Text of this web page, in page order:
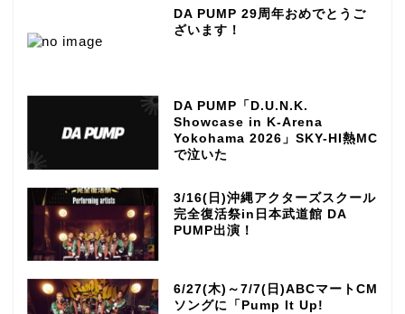
DA PUMP 29周年おめでとうご
ざいます！
DA PUMP「D.U.N.K.
Showcase in K-Arena
Yokohama 2026」SKY-HI熱MC
で泣いた
3/16(日)沖縄アクターズスクール
完全復活祭in日本武道館 DA
PUMP出演！
6/27(木)～7/7(日)ABCマートCM
ソングに「Pump It Up!